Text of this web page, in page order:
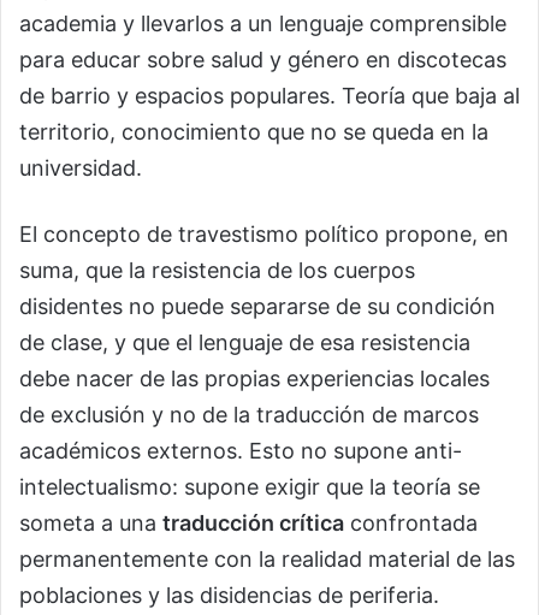
academia y llevarlos a un lenguaje comprensible
para educar sobre salud y género en discotecas
de barrio y espacios populares. Teoría que baja al
territorio, conocimiento que no se queda en la
universidad.
El concepto de travestismo político propone, en
suma, que la resistencia de los cuerpos
disidentes no puede separarse de su condición
de clase, y que el lenguaje de esa resistencia
debe nacer de las propias experiencias locales
de exclusión y no de la traducción de marcos
académicos externos. Esto no supone anti-
intelectualismo: supone exigir que la teoría se
someta a una traducción crítica confrontada
permanentemente con la realidad material de las
poblaciones y las disidencias de periferia.